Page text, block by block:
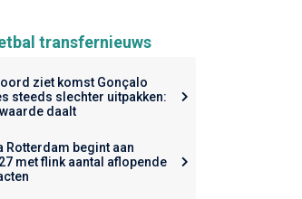
transfernieuws
ziet komst Gonçalo
steeds slechter uitpakken:
daalt
Rotterdam begint aan
met flink aantal aflopende